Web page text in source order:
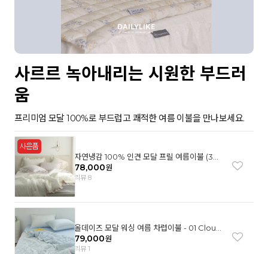
사르르 녹아내리는 시원한 부드러
움
프리미엄 모달 100%로 부드럽고 쾌적한 여름 이불을 만나보세요.
자연냉감 100% 인견 모달 프릴 여름이불 (3컬
러)
78,000원
리뷰 8
올데이즈 모달 워싱 여름 차렵이불 - 01 Cloud
garden(SS)
79,000원
리뷰 1